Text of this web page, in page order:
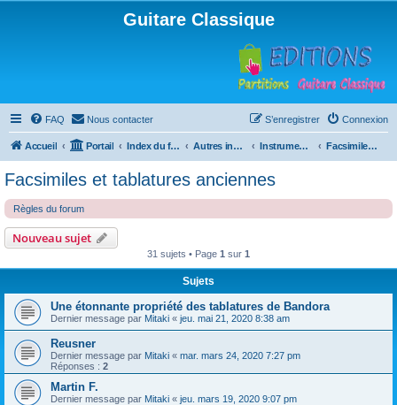
Guitare Classique
FAQ Nous contacter Connexion
S’enregistrer
Accueil Portail Index du forum Autres instruments à cordes pincées, ou styles Instruments anciens Facsimiles et tablatures anciennes
Facsimiles et tablatures anciennes
Règles du forum
Nouveau sujet
31 sujets • Page 1 sur 1
Sujets
Une étonnante propriété des tablatures de Bandora
Dernier message par Mitaki « jeu. mai 21, 2020 8:38 am
Reusner
Dernier message par Mitaki « mar. mars 24, 2020 7:27 pm
Réponses : 2
Martin F.
Dernier message par Mitaki « jeu. mars 19, 2020 9:07 pm